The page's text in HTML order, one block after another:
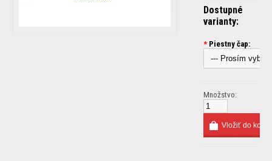
Dostupné
varianty:
* Piestny čap:
Množstvo: